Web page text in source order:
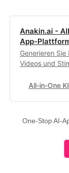
Anakin.ai -
App-
Generieren Sie
Videos und
exklusive KI-
All-in-One
One-Stop AI-